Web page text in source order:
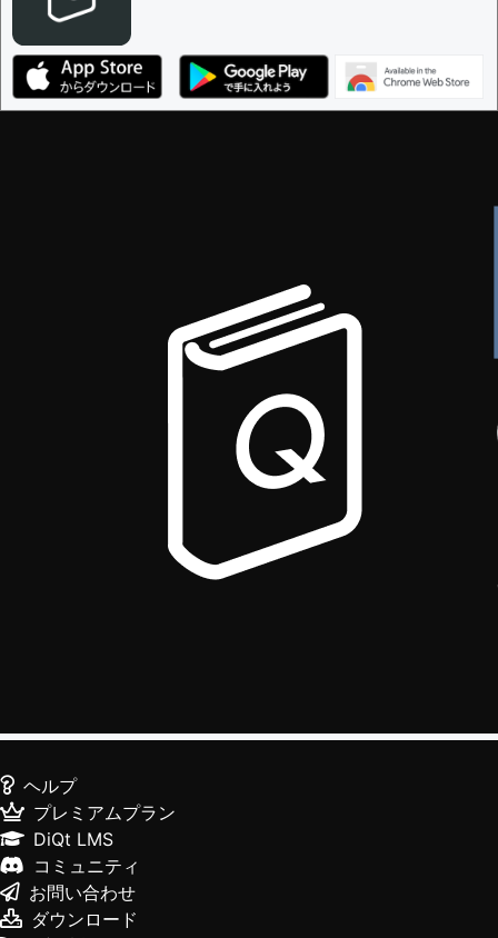
ヘルプ
プレミアムプラン
DiQt LMS
コミュニティ
お問い合わせ
ダウンロード